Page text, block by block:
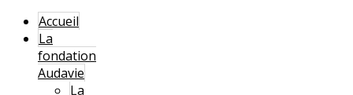
Accueil
La
fondation
Audavie
La